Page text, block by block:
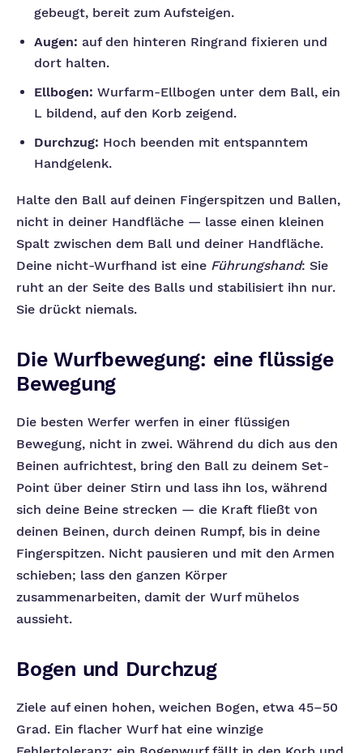
gebeugt, bereit zum Aufsteigen.
Augen: auf den hinteren Ringrand fixieren und
dort halten.
Ellbogen: Wurfarm-Ellbogen unter dem Ball, ein
L bildend, auf den Korb zeigend.
Durchzug: Hoch beenden mit entspanntem
Handgelenk.
Halte den Ball auf deinen Fingerspitzen und Ballen,
nicht in deiner Handfläche — lasse einen kleinen
Spalt zwischen dem Ball und deiner Handfläche.
Deine nicht-Wurfhand ist eine Führungshand: Sie
ruht an der Seite des Balls und stabilisiert ihn nur.
Sie drückt niemals.
Die Wurfbewegung: eine flüssige
Bewegung
Die besten Werfer werfen in einer flüssigen
Bewegung, nicht in zwei. Während du dich aus den
Beinen aufrichtest, bring den Ball zu deinem Set-
Point über deiner Stirn und lass ihn los, während
sich deine Beine strecken — die Kraft fließt von
deinen Beinen, durch deinen Rumpf, bis in deine
Fingerspitzen. Nicht pausieren und mit den Armen
schieben; lass den ganzen Körper
zusammenarbeiten, damit der Wurf mühelos
aussieht.
Bogen und Durchzug
Ziele auf einen hohen, weichen Bogen, etwa 45–50
Grad. Ein flacher Wurf hat eine winzige